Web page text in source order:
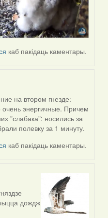
каб пакідаць каментары.
на втором гнезде:
энергичные. Причем
"слабака": носились за
полевку за 1 минуту.
каб пакідаць каментары.
дождж